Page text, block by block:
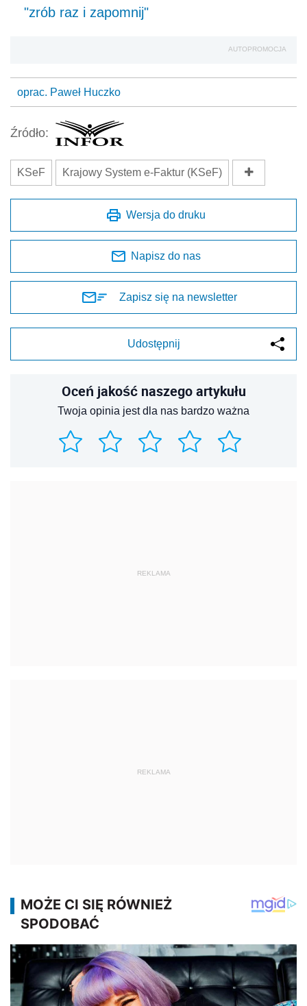
"zrób raz i zapomnij"
AUTOPROMOCJA
oprac. Paweł Huczko
Źródło:
KSeF Krajowy System e-Faktur (KSeF)
Wersja do druku
Napisz do nas
Zapisz się na newsletter
Udostępnij
Oceń jakość naszego artykułu
Twoja opinia jest dla nas bardzo ważna
REKLAMA
REKLAMA